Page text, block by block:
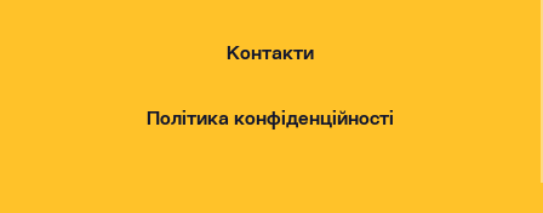
Контакти
Політика конфіденційності